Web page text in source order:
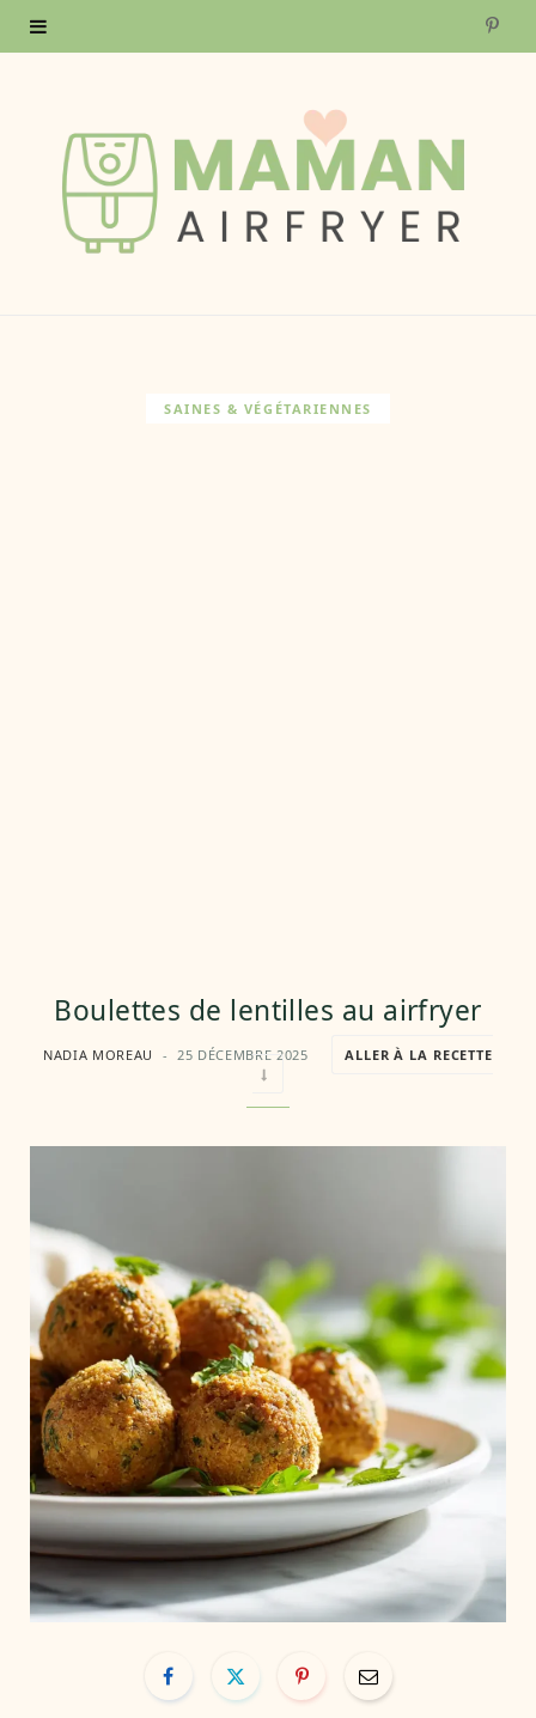
P
SAINES & VÉGÉTARIENNES
Boulettes de lentilles au airfryer
NADIA MOREAU 25 DÉCEMBRE 2025 ALLER À LA RECETTE